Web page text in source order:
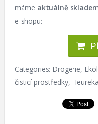
máme aktuálně skladem
e-shopu:
Categories: Drogerie,
čisticí prostředky,